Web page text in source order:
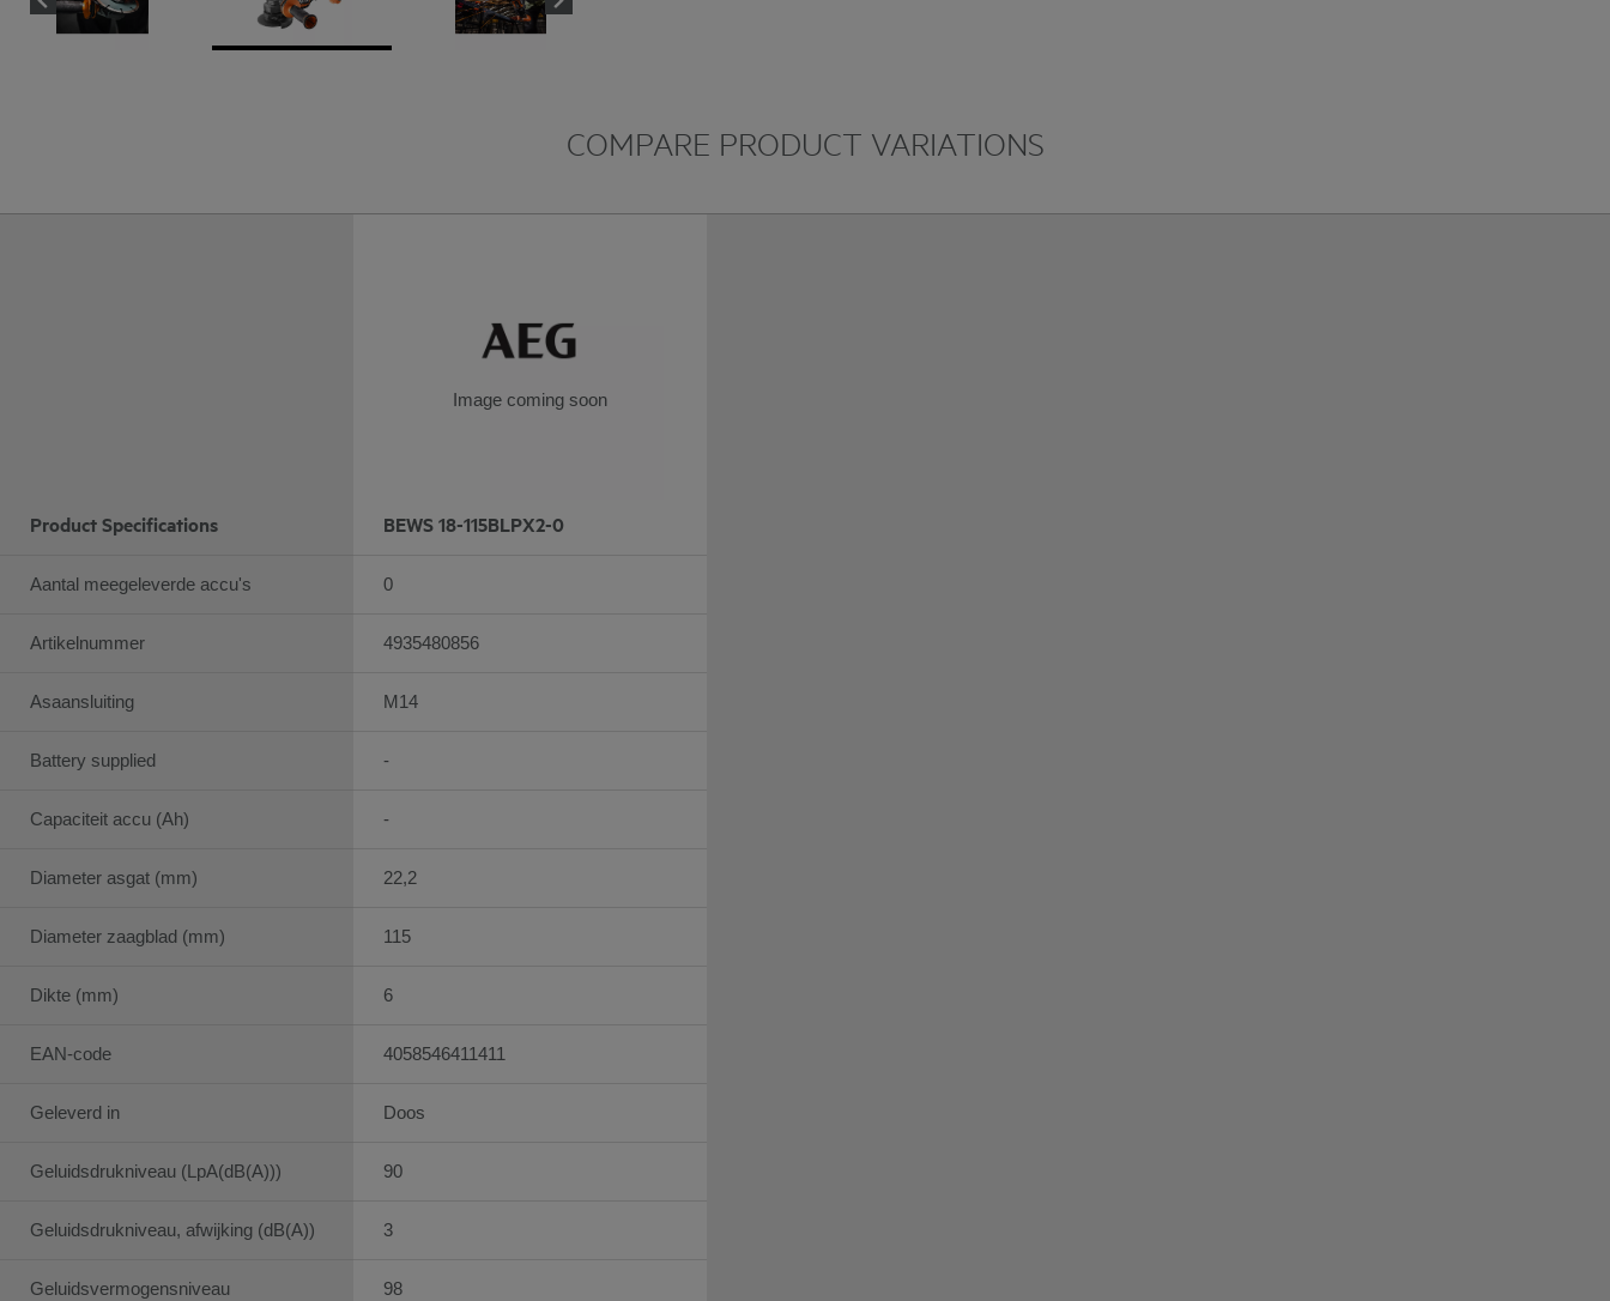
COMPARE PRODUCT VARIATIONS
Product Specifications
Aantal meegeleverde accu's
Artikelnummer
Asaansluiting
Battery supplied
Capaciteit accu (Ah)
Diameter asgat (mm)
Diameter zaagblad (mm)
Dikte (mm)
EAN-code
Geleverd in
Geluidsdrukniveau (LpA(dB(A)))
Geluidsdrukniveau, afwijking (dB(A))
Geluidsvermogensniveau
Image coming soon
BEWS 18-115BLPX2-0
0
4935480856
M14
-
-
22,2
115
6
4058546411411
Doos
90
3
98